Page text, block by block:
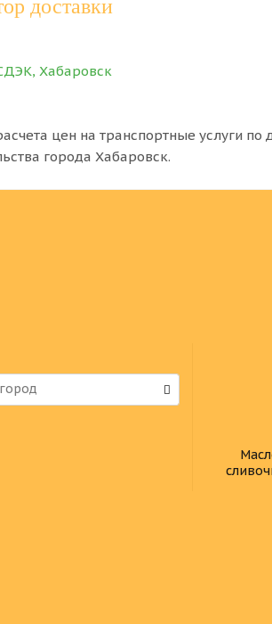
доставки
Хабаровск
цен на транспортные услуги
города Хабаровск.